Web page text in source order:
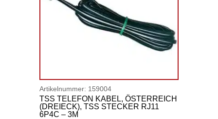
Artikelnummer: 159004
TSS TELEFON KABEL, ÖSTERREICH
(DREIECK), TSS STECKER RJ11
6P4C – 3M